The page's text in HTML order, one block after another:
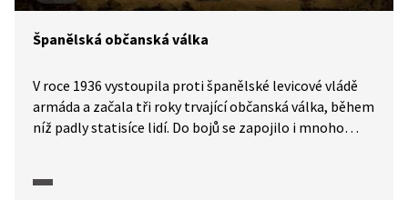
Španělská občanská válka
V roce 1936 vystoupila proti španělské levicové vládě
armáda a začala tři roky trvající občanská válka, během
níž padly statisíce lidí. Do bojů se zapojilo i mnoho
porážkou vlády a nástupem režimu generála Francisca